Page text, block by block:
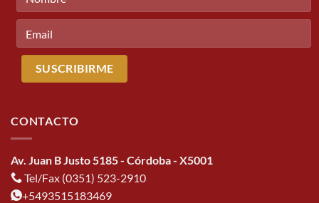
CONTACTO
Av. Juan B Justo 5185 - Córdoba - X5001
Tel/Fax (0351) 523-2910
+5493515183469